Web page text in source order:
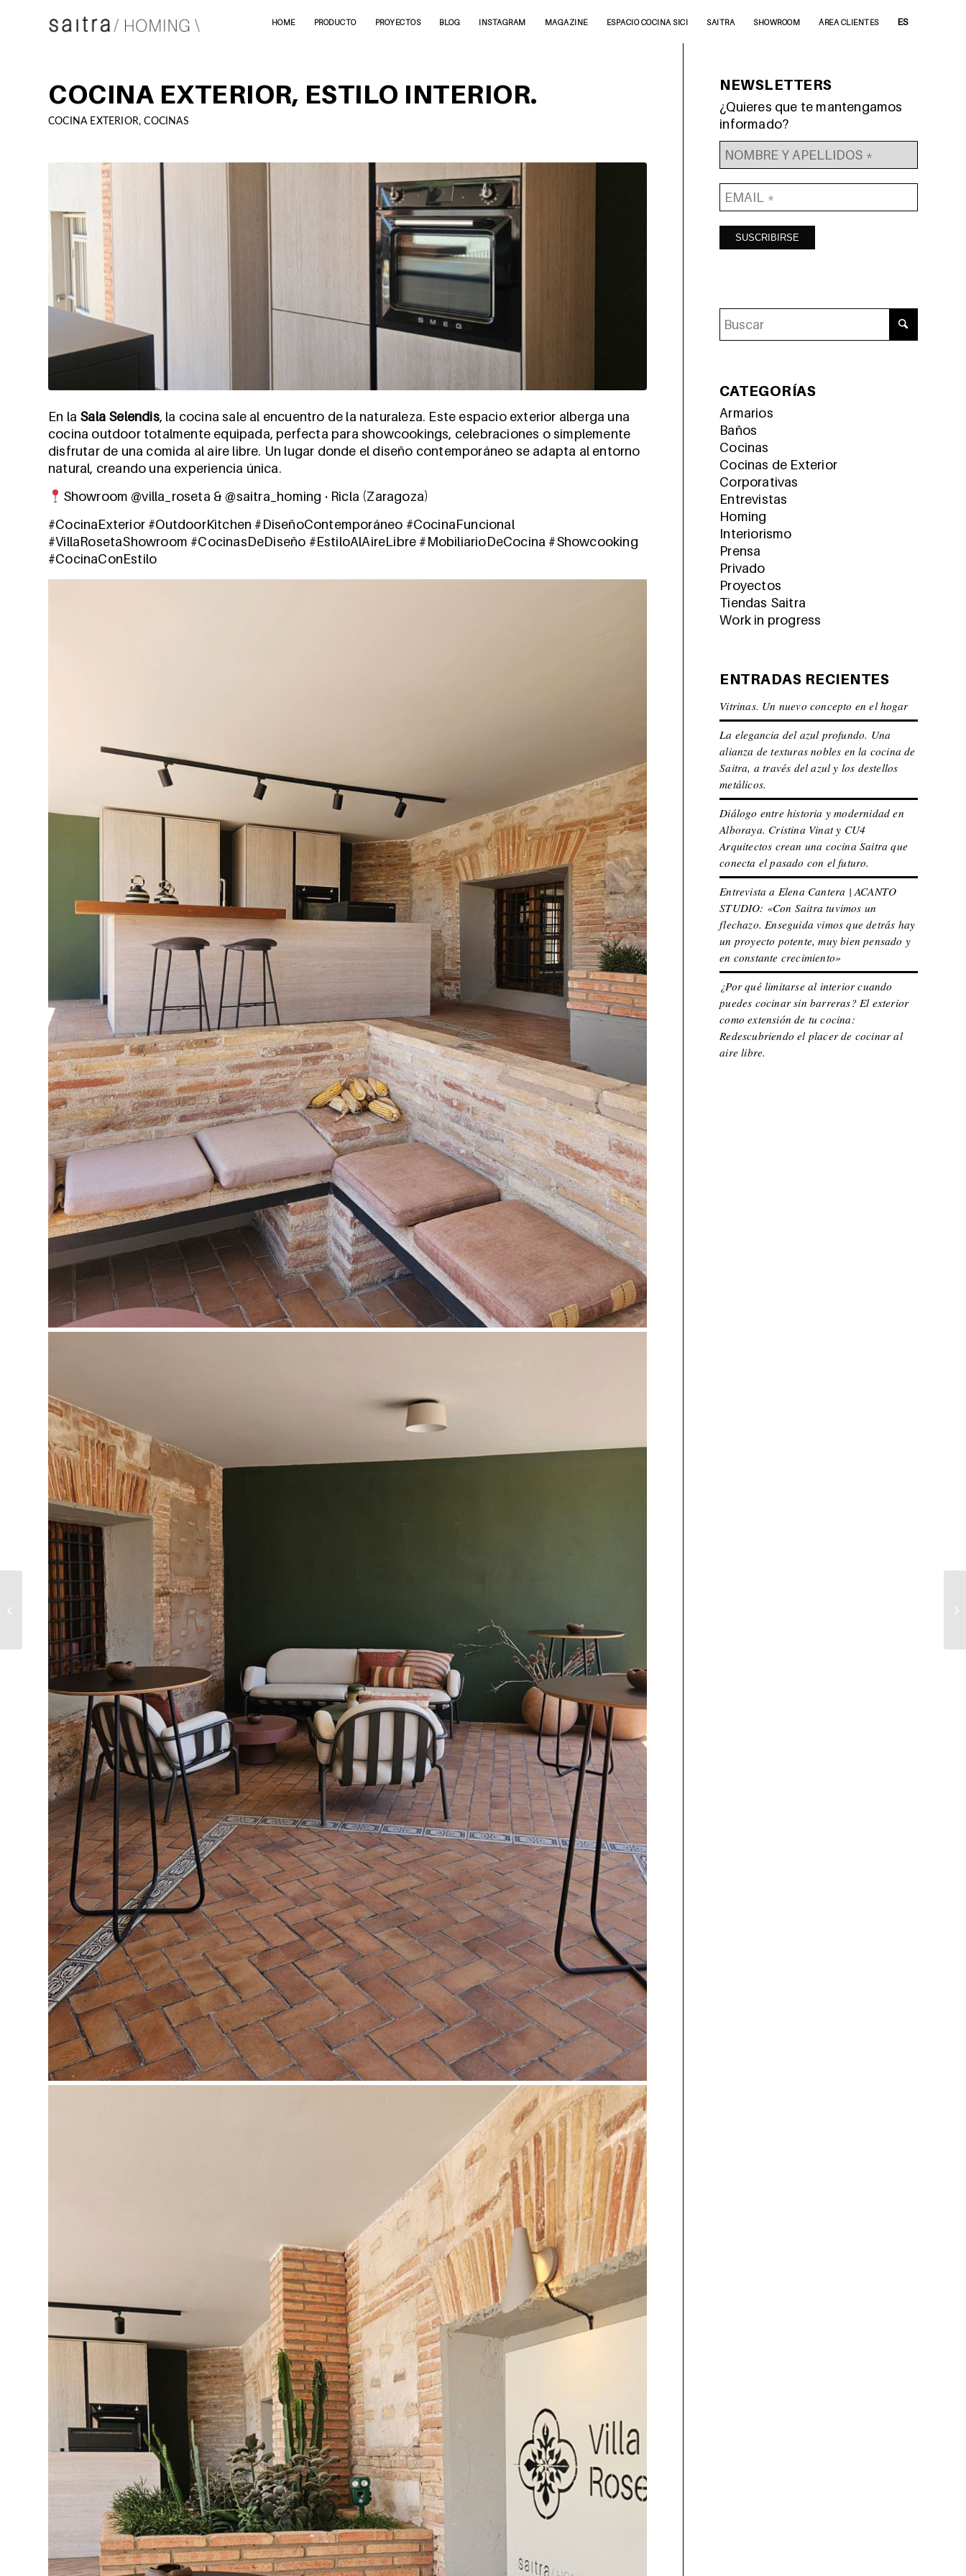
HOME PRODUCTO PROYECTOS BLOG INSTAGRAM MAGAZINE ESPACIO COCINA SICI SAITRA SHOWROOM ÁREA CLIENTES ES
COCINA EXTERIOR, ESTILO INTERIOR.
COCINA EXTERIOR,COCINAS
En la Sala Selendis, la cocina sale al encuentro de la naturaleza. Este espacio exterior alberga una
cocina outdoor totalmente equipada, perfecta para showcookings, celebraciones o simplemente
disfrutar de una comida al aire libre. Un lugar donde el diseño contemporáneo se adapta al entorno
natural, creando una experiencia única.
Showroom @villa_roseta & @saitra_homing · Ricla (Zaragoza)
#CocinaExterior #OutdoorKitchen #DiseñoContemporáneo #CocinaFuncional
#VillaRosetaShowroom #CocinasDeDiseño #EstiloAlAireLibre #MobiliarioDeCocina #Showcooking
#CocinaConEstilo
NEWSLETTERS
¿Quieres que te mantengamos
informado?
CATEGORÍAS
Armarios
Baños
Cocinas
Cocinas de Exterior
Corporativas
Entrevistas
Homing
Interiorismo
Prensa
Privado
Proyectos
Tiendas Saitra
Work in progress
ENTRADAS RECIENTES
Vitrinas. Un nuevo concepto en el hogar
La elegancia del azul profundo. Una
alianza de texturas nobles en la cocina de
Saitra, a través del azul y los destellos
metálicos.
Diálogo entre historia y modernidad en
Alboraya. Cristina Vinat y CU4
Arquitectos crean una cocina Saitra que
conecta el pasado con el futuro.
Entrevista a Elena Cantera | ACANTO
STUDIO: «Con Saitra tuvimos un
flechazo. Enseguida vimos que detrás hay
un proyecto potente, muy bien pensado y
en constante crecimiento»
¿Por qué limitarse al interior cuando
puedes cocinar sin barreras? El exterior
como extensión de tu cocina:
Redescubriendo el placer de cocinar al
aire libre.
Sala Selendis: donde
el diseño se encuentra
con la naturaleza.